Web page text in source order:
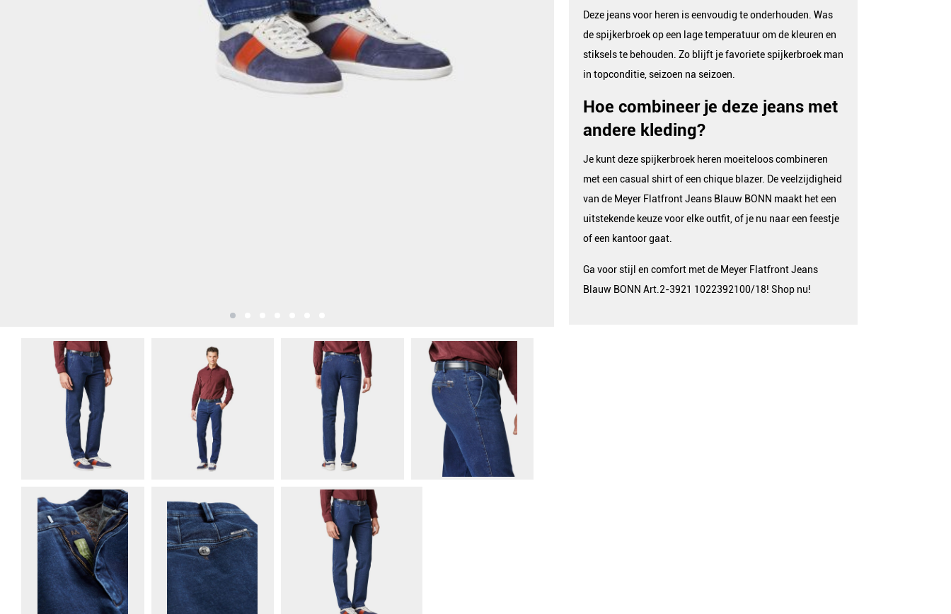
Deze jeans voor heren is eenvoudig te onderhouden. Was
de spijkerbroek op een lage temperatuur om de kleuren en
stiksels te behouden. Zo blijft je favoriete spijkerbroek man
in topconditie, seizoen na seizoen.
Hoe combineer je deze jeans met
andere kleding?
Je kunt deze spijkerbroek heren moeiteloos combineren
met een casual shirt of een chique blazer. De veelzijdigheid
van de Meyer Flatfront Jeans Blauw BONN maakt het een
uitstekende keuze voor elke outfit, of je nu naar een feestje
of een kantoor gaat.
Ga voor stijl en comfort met de Meyer Flatfront Jeans
Blauw BONN Art.2-3921 1022392100/18! Shop nu!